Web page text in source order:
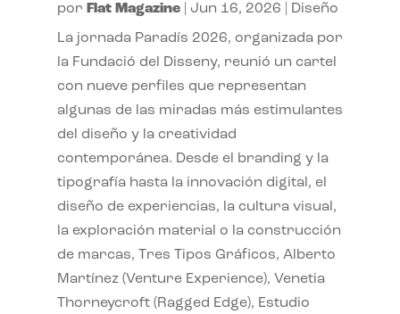
por Flat Magazine| Jun 16, 2026 Diseño
La jornada Paradís 2026, organizada por
la Fundació del Disseny, reunió un cartel
con nueve perfiles que representan
algunas de las miradas más estimulantes
del diseño y la creatividad
contemporánea. Desde el branding y la
tipografía hasta la innovación digital, el
diseño de experiencias, la cultura visual,
la exploración material o la construcción
de marcas, Tres Tipos Gráficos, Alberto
Martínez (Venture Experience), Venetia
Thorneycroft (Ragged Edge), Estudio